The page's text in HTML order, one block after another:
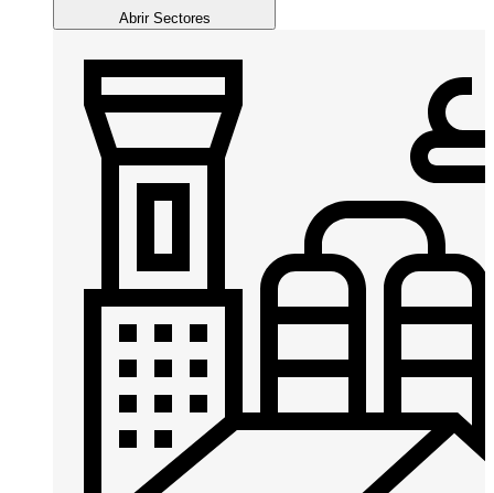
Abrir Sectores